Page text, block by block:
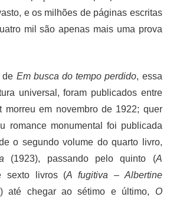
e os milhões de páginas escritas
mil são apenas mais uma prova
de Em busca do tempo perdido, essa
universal, foram publicados entre
morreu em novembro de 1922; quer
romance monumental foi publicada
o segundo volume do quarto livro,
(1923), passando pelo quinto (A
sexto livros (A fugitiva – Albertine
até chegar ao sétimo e último, O